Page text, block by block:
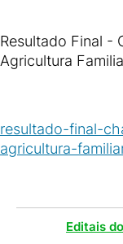
Resultado Final -
Agricultura
resultado-final-
agricultura-
Editais